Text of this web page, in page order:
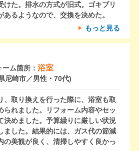
けた。排水の方式が旧式。ゴキブリ
るようなので、交換を決めた。
もっと見る
ーム箇所： 浴室
尼崎市／男性・70代)
、取り換えを行った際に、浴室も取
られました。リフォーム内容やセッ
決めました。予算繰りに厳しい状況
ました。結果的には、ガス代の節減
の美観が良く、清掃しやすく良かっ